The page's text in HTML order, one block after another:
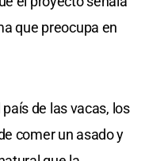
que preocupa en
país de las vacas, los
comer un asado y